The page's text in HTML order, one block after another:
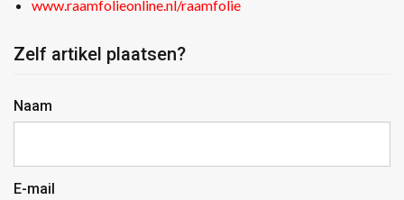
www.raamfolieonline.nl/raamfolie
Zelf artikel plaatsen?
Naam
E-mail